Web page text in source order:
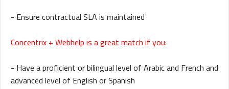
- Ensure contractual SLA is maintained
Concentrix + Webhelp is a great match if you:
- Have a proficient or bilingual level of Arabic and French and
advanced level of English or Spanish